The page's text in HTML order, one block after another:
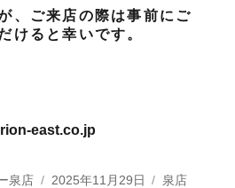
、ご来店の際は事前にご
けると幸いです。
east.co.jp
泉店
投
2025年11月29日
カ
泉店